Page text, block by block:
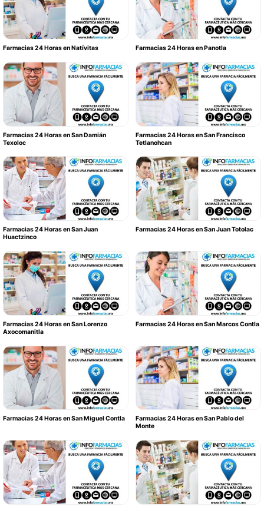
Farmacias 24 Horas en Natívitas Farmacias 24 Horas en Panotla
Farmacias 24 Horas en San Damián
Texoloc
Farmacias 24 Horas en San Francisco
Tetlanohcan
Farmacias 24 Horas en San Juan
Huactzinco
Farmacias 24 Horas en San Juan Totolac
Farmacias 24 Horas en San Lorenzo
Axocomanitla
Farmacias 24 Horas en San Marcos Contla
Farmacias 24 Horas en San Miguel Contla
Farmacias 24 Horas en San Pablo del
Monte